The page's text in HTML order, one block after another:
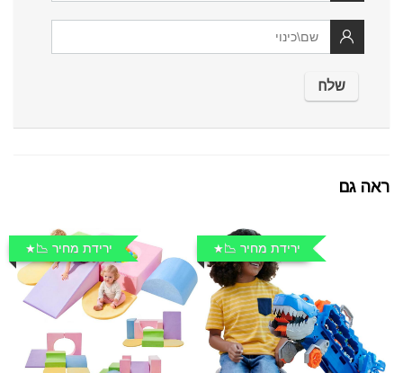
ראה גם
ירידת מחיר 📉 ירידת מחיר 📉